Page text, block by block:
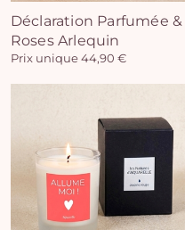
Déclaration Parfumée &
Roses Arlequin
Prix unique 44,90 €